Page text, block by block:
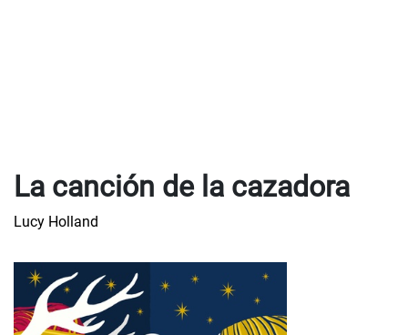
La canción de la cazadora
Lucy Holland